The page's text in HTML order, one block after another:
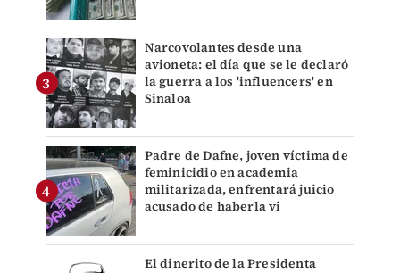
Narcovolantes desde una
avioneta: el día que se le declaró
la guerra a los 'influencers' en
Sinaloa
Padre de Dafne, joven víctima de
feminicidio en academia
militarizada, enfrentará juicio
acusado de haberla vi
El dinerito de la Presidenta